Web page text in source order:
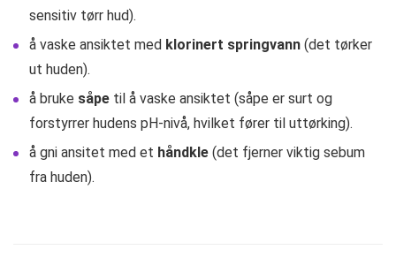
sensitiv tørr hud).
å vaske ansiktet med klorinert springvann (det tørker
ut huden).
å bruke såpe til å vaske ansiktet (såpe er surt og
forstyrrer hudens pH-nivå, hvilket fører til uttørking).
å gni ansitet med et håndkle (det fjerner viktig sebum
fra huden).